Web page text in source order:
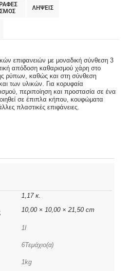
ΛΗΨΕΙΣ
επιφανειών με μοναδική σύνθεση 3
απόδοση καθαρισμού χάρη στο
ρύπων, καθώς και στη σύνθεση
των υλικών. Για κορυφαία
περιποίηση και προστασία σε ένα
σε έπιπλα κήπου, κουφώματα
πλαστικές επιφάνειες.
1,17 κ.
10,00 × 10,00 × 21,50 cm
1l
6Τεμάχιο(α)
1kg